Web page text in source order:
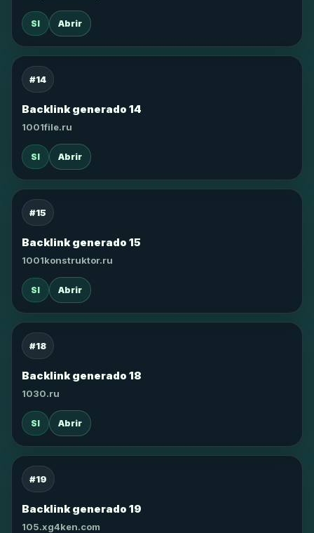
SI Abrir
#14
Backlink generado 14
1001file.ru
SI Abrir
#15
Backlink generado 15
1001konstruktor.ru
SI Abrir
#18
Backlink generado 18
1030.ru
SI Abrir
#19
Backlink generado 19
105.xg4ken.com